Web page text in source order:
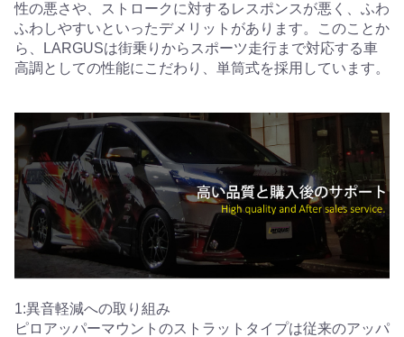
性の悪さや、ストロークに対するレスポンスが悪く、ふわ
ふわしやすいといったデメリットがあります。このことか
ら、LARGUSは街乗りからスポーツ走行まで対応する車
高調としての性能にこだわり、単筒式を採用しています。
1:異音軽減への取り組み
ピロアッパーマウントのストラットタイプは従来のアッパ